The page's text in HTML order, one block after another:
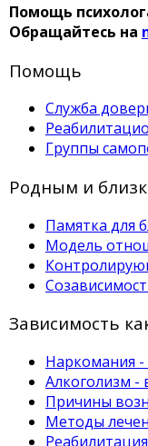
Помощь
Обращайтесь на
Помощь
Служба
Группы
Родным и
Памятка для
Модель
Зависимость
Наркомания -
Алкоголизм -
Причины
Методы
Реабилитация